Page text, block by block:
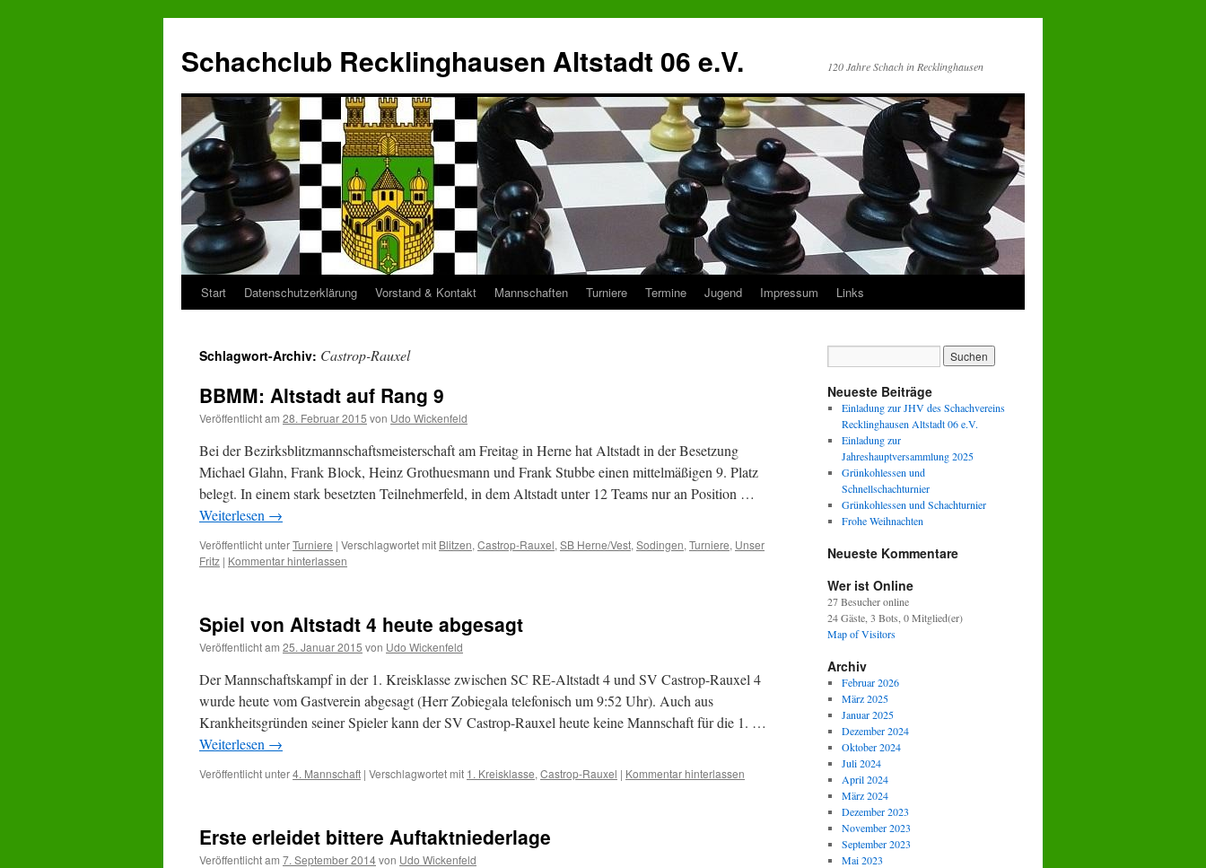
springen
Schachclub Recklinghausen Altstadt 06 e.V. 120 Jahre Schach in Recklinghausen
Start Datenschutzerklärung Vorstand & Kontakt Mannschaften Turniere Termine Jugend Impressum Links
Schlagwort-Archiv: Castrop-Rauxel
BBMM: Altstadt auf Rang 9
Veröffentlicht am 28. Februar 2015 von Udo Wickenfeld
Bei der Bezirksblitzmannschaftsmeisterschaft am Freitag in Herne hat Altstadt in der Besetzung
Michael Glahn, Frank Block, Heinz Grothuesmann und Frank Stubbe einen mittelmäßigen 9. Platz
belegt. In einem stark besetzten Teilnehmerfeld, in dem Altstadt unter 12 Teams nur an Position …
Weiterlesen →
Veröffentlicht unterTurniere | Verschlagwortet mit Blitzen, Castrop-Rauxel, SB Herne/Vest, Sodingen, Turniere, Unser
Fritz | Kommentar hinterlassen
Spiel von Altstadt 4 heute abgesagt
Veröffentlicht am 25. Januar 2015 von Udo Wickenfeld
Der Mannschaftskampf in der 1. Kreisklasse zwischen SC RE-Altstadt 4 und SV Castrop-Rauxel 4
wurde heute vom Gastverein abgesagt (Herr Zobiegala telefonisch um 9:52 Uhr). Auch aus
Krankheitsgründen seiner Spieler kann der SV Castrop-Rauxel heute keine Mannschaft für die 1. …
Weiterlesen →
Veröffentlicht unter4. Mannschaft | Verschlagwortet mit 1. Kreisklasse, Castrop-Rauxel | Kommentar hinterlassen
Erste erleidet bittere Auftaktniederlage
Veröffentlicht am 7. September 2014von Udo Wickenfeld
Neueste Beiträge
Einladung zur JHV des Schachvereins
Recklinghausen Altstadt 06 e.V.
Einladung zur
Jahreshauptversammlung 2025
Grünkohlessen und
Schnellschachturnier
Grünkohlessen und Schachturnier
Frohe Weihnachten
Neueste Kommentare
Wer ist Online
27 Besucher online
24 Gäste, 3 Bots, 0 Mitglied(er)
Map of Visitors
Archiv
Februar 2026
März 2025
Januar 2025
Dezember 2024
Oktober 2024
Juli 2024
April 2024
März 2024
Dezember 2023
November 2023
September 2023
Mai 2023